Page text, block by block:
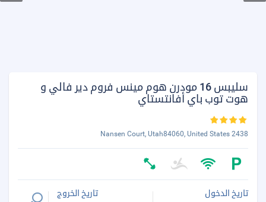
سليبس 16 مودرن هوم مينس فروم دير فالي و
هوت توب باي أفانتستاي
2438 Nansen Court, Utah84060, United States
تاريخ الدخول تاريخ الخروج